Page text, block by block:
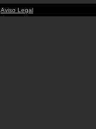
Aviso Legal